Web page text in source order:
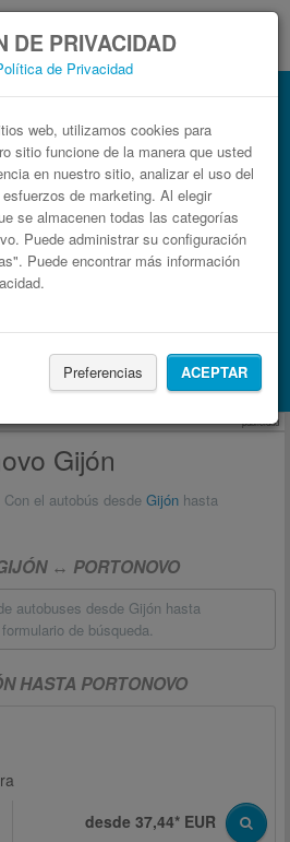
DE PRIVACIDAD
de Privacidad
web, utilizamos cookies para
sitio funcione de la manera que usted
en nuestro sitio, analizar el uso del
de marketing. Al elegir
se almacenen todas las categorías
Puede administrar su configuración
Puede encontrar más información
Preferencias ACEPTAR
Portonovo
en solo 3 pasos
con Booking.com
publicidad
Gijón
Con el autobús desde Gijón hasta
↔ PORTONOVO
autobuses desde Gijón hasta
de búsqueda.
HASTA PORTONOVO
desde 37,44* EUR